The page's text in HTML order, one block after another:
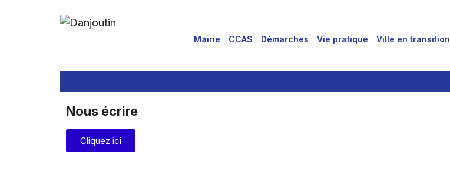
Mairie CCAS Démarches Vie pratique Ville en transition
Nous écrire
Cliquez ici